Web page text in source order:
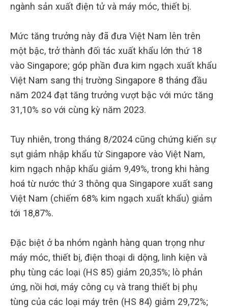
ngành sản xuất điện tử và máy móc, thiết bị.
Mức tăng trưởng này đã đưa Việt Nam lên trên
một bậc, trở thành đối tác xuất khẩu lớn thứ 18
vào Singapore; góp phần đưa kim ngạch xuất khẩu
Việt Nam sang thị trường Singapore 8 tháng đầu
năm 2024 đạt tăng trưởng vượt bậc với mức tăng
31,10% so với cùng kỳ năm 2023.
Tuy nhiên, trong tháng 8/2024 cũng chứng kiến sự
sụt giảm nhập khẩu từ Singapore vào Việt Nam,
kim ngạch nhập khẩu giảm 9,49%, trong khi hàng
hoá từ nước thứ 3 thông qua Singapore xuất sang
Việt Nam (chiếm 68% kim ngạch xuất khẩu) giảm
tới 18,87%.
Đặc biệt ở ba nhóm ngành hàng quan trọng như
máy móc, thiết bị, điện thoại di dộng, linh kiện và
phụ tùng các loại (HS 85) giảm 20,35%; lò phản
ứng, nồi hơi, máy công cụ và trang thiết bị phụ
tùng của các loại máy trên (HS 84) giảm 29,72%;